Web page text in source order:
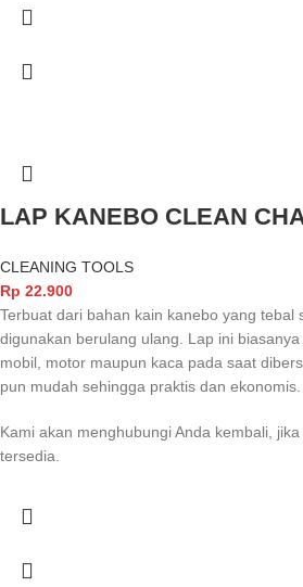
LAP KANEBO CLEAN
CLEANING TOOLS
Rp 22.900
Terbuat dari bahan kain kanebo yang tebal
digunakan berulang ulang. Lap ini
mobil, motor maupun kaca pada saat
pun mudah sehingga praktis dan ekonomis.
Kami akan menghubungi Anda kembali,
tersedia.